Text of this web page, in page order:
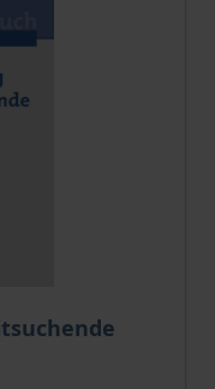
chosen on the